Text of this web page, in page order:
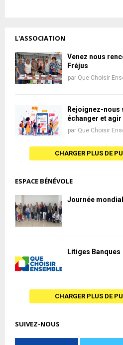
L'ASSOCIATION
Venez nous
Fréjus
par Que Choisir
Rejoignez-nous
échanger et agir
par Que Choisir
CHARGER PLUS DE
ESPACE BÉNÉVOLE
Journée
Litiges Banques
CHARGER PLUS DE
SUIVEZ-NOUS